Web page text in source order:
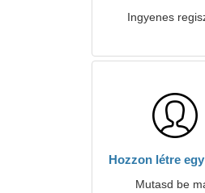
Ingyenes
Hozzon létre
Mutasd be